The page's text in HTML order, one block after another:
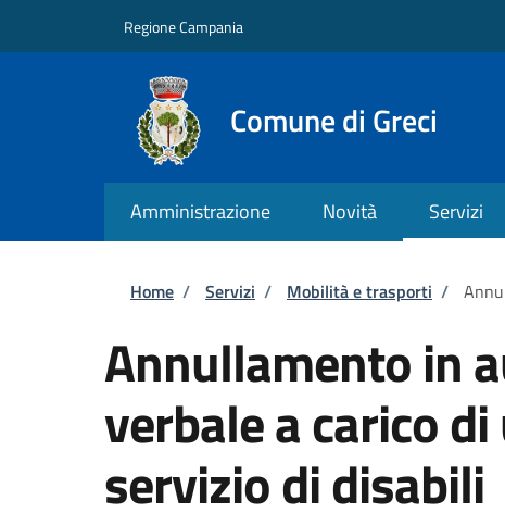
Regione Campania
Comune di Greci
Amministrazione Novità Servizi
Briciole di pane
Home / Servizi / Mobilità e trasporti /
Annullamento in
verbale a carico
servizio di disabili